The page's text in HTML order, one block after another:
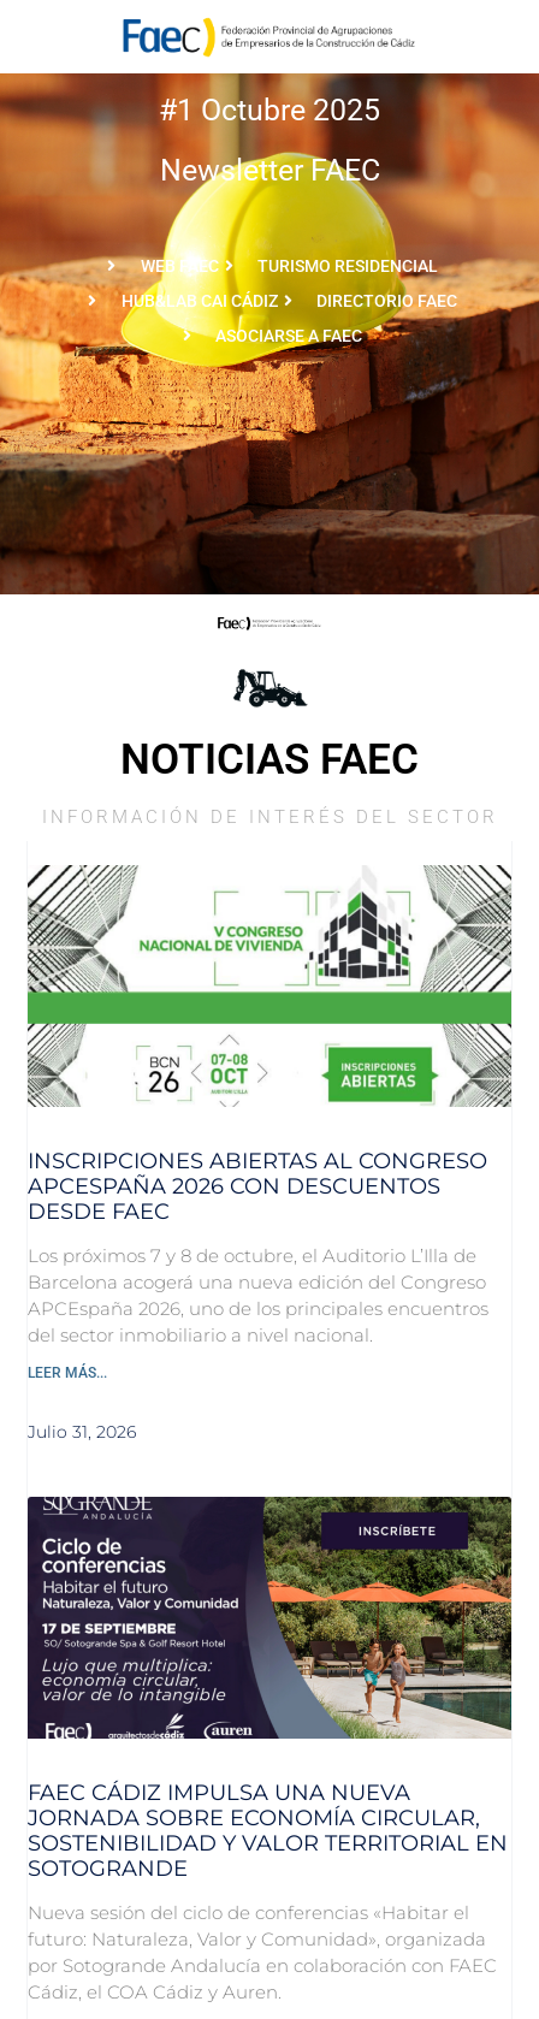
#1 Octubre 2025
Newsletter FAEC
WEB FAEC
TURISMO RESIDENCIAL
HUB&LAB CAI CÁDIZ
DIRECTORIO FAEC
ASOCIARSE A FAEC
NOTICIAS FAEC
INFORMACIÓN DE INTERÉS DEL SECTOR
INSCRIPCIONES ABIERTAS AL CONGRESO
APCESPAÑA 2026 CON DESCUENTOS
DESDE FAEC
Los próximos 7 y 8 de octubre, el Auditorio L’Illa de
Barcelona acogerá una nueva edición del Congreso
APCEspaña 2026, uno de los principales encuentros
del sector inmobiliario a nivel nacional.
LEER MÁS...
Julio 31, 2026
FAEC CÁDIZ IMPULSA UNA NUEVA
JORNADA SOBRE ECONOMÍA CIRCULAR,
SOSTENIBILIDAD Y VALOR TERRITORIAL EN
SOTOGRANDE
Nueva sesión del ciclo de conferencias «Habitar el
futuro: Naturaleza, Valor y Comunidad», organizada
por Sotogrande Andalucía en colaboración con FAEC
Cádiz, el COA Cádiz y Auren.